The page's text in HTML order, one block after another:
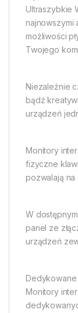
Ultraszybkie
najnowszymi
możliwości
Twojego
Niezależnie
bądź
urządzeń
Monitory
fizyczne
pozwalają na
W
panel ze
urządzeń
Monitory